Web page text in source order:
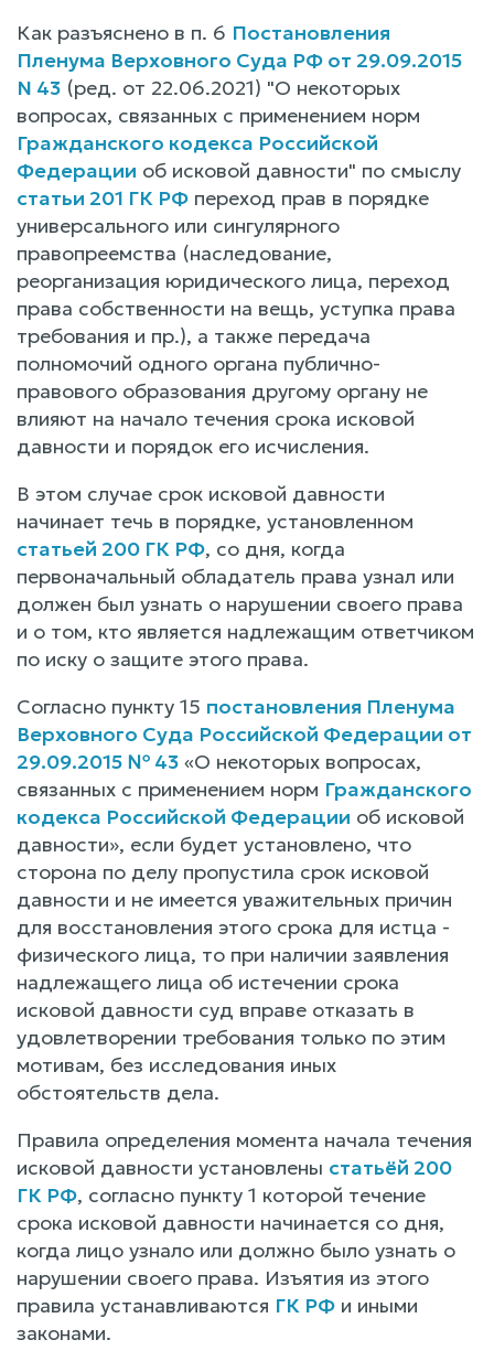
Как разъяснено в п. 6 Постановления
Пленума Верховного Суда РФ от 29.09.2015
N 43 (ред. от 22.06.2021) "О некоторых
вопросах, связанных с применением норм
Гражданского кодекса Российской
Федерации об исковой давности" по смыслу
статьи 201 ГК РФ переход прав в порядке
универсального или сингулярного
правопреемства (наследование,
реорганизация юридического лица, переход
права собственности на вещь, уступка права
требования и пр.), а также передача
полномочий одного органа публично-
правового образования другому органу не
влияют на начало течения срока исковой
давности и порядок его исчисления.
В этом случае срок исковой давности
начинает течь в порядке, установленном
статьей 200 ГК РФ, со дня, когда
первоначальный обладатель права узнал или
должен был узнать о нарушении своего права
и о том, кто является надлежащим ответчиком
по иску о защите этого права.
Согласно пункту 15 постановления Пленума
Верховного Суда Российской Федерации от
29.09.2015 № 43 «О некоторых вопросах,
связанных с применением норм Гражданского
кодекса Российской Федерации об исковой
давности», если будет установлено, что
сторона по делу пропустила срок исковой
давности и не имеется уважительных причин
для восстановления этого срока для истца -
физического лица, то при наличии заявления
надлежащего лица об истечении срока
исковой давности суд вправе отказать в
удовлетворении требования только по этим
мотивам, без исследования иных
обстоятельств дела.
Правила определения момента начала течения
исковой давности установлены статьёй 200
ГК РФ, согласно пункту 1 которой течение
срока исковой давности начинается со дня,
когда лицо узнало или должно было узнать о
нарушении своего права. Изъятия из этого
правила устанавливаются ГК РФ и иными
законами.